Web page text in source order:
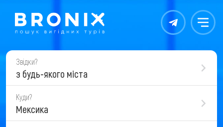
Контакты Меню
Звідки?
з будь-якого міста
Куди?
Мексика